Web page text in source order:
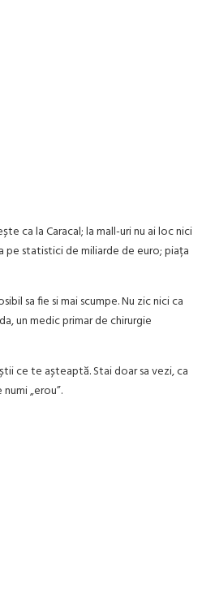
ca la Caracal; la mall-uri nu ai loc nici
pe statistici de miliarde de euro; piața
sa fie si mai scumpe. Nu zic nici ca
un medic primar de chirurgie
ce te așteaptă. Stai doar sa vezi, ca
„erou”.